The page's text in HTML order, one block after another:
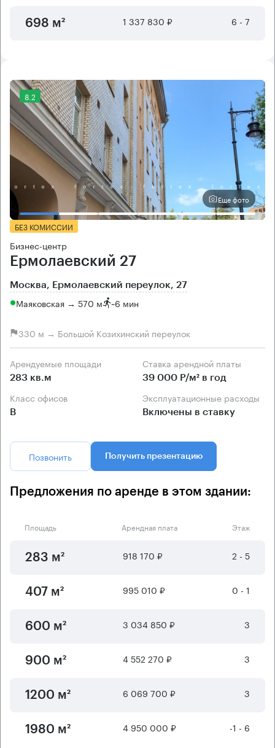
698 м² 1 337 830 ₽ 6 - 7
8.2
Еще фото
БЕЗ КОМИССИИ
Бизнес-центр
Ермолаевский 27
Москва, Ермолаевский переулок, 27
Маяковская → 570 м ~6 мин
330 м → Большой Козихинский переулок
Арендуемые площади
283 кв.м
Ставка арендной платы
39 000 Р/м² в год
Класс офисов
B
Эксплуатационные расходы
Включены в ставку
Позвонить Получить презентацию
Предложения по аренде в этом здании:
Площадь Арендная плата Этаж
283 м² 918 170 ₽ 2 - 5
407 м² 995 010 ₽ 0 - 1
600 м² 3 034 850 ₽ 3
900 м² 4 552 270 ₽ 3
1200 м² 6 069 700 ₽ 3
1980 м² 4 950 000 ₽ -1 - 6